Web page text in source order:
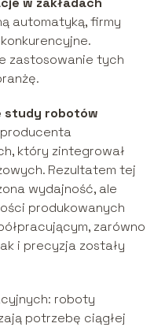
automatyką, firmy
zastosowanie tych
study robotów
który zintegrował
Rezultatem tej
wydajność, ale
produkowanych
zarówno
i precyzja zostały
roboty
potrzebę ciągłej